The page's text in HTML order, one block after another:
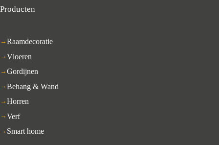
Producten
Raamdecoratie
Vloeren
Gordijnen
Behang & Wand
Horren
Verf
Smart home